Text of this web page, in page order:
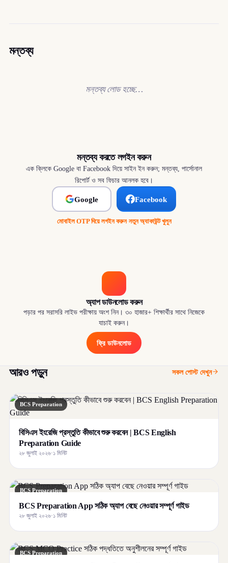
মন্তব্য
মন্তব্য লোড হচ্ছে…
মন্তব্য করতে লগইন করুন
এক ক্লিকে Google বা Facebook দিয়ে সাইন ইন করুন; মন্তব্য, পার্সোনাল
রিপোর্ট ও সব ফিচার আনলক হবে।
Google Facebook
মোবাইল OTP দিয়ে লগইন করুন·নতুন অ্যাকাউন্ট খুলুন
অ্যাপ ডাউনলোড করুন
পড়ার পর সরাসরি লাইভ পরীক্ষায় অংশ নিন। ৩০ হাজার+ শিক্ষার্থীর সাথে নিজেকে
যাচাই করুন।
ফ্রি ডাউনলোড
আরও পড়ুন সকল পোস্ট দেখুন
BCS Preparation
বিসিএস ইংরেজি প্রস্তুতি কীভাবে শুরু করবেন | BCS English
Preparation Guide
২৮ জুলাই ২০২৬·১ মিনিট
BCS Preparation
BCS Preparation App সঠিক অ্যাপ বেছে নেওয়ার সম্পূর্ণ গাইড
২৮ জুলাই ২০২৬·১ মিনিট
BCS Preparation